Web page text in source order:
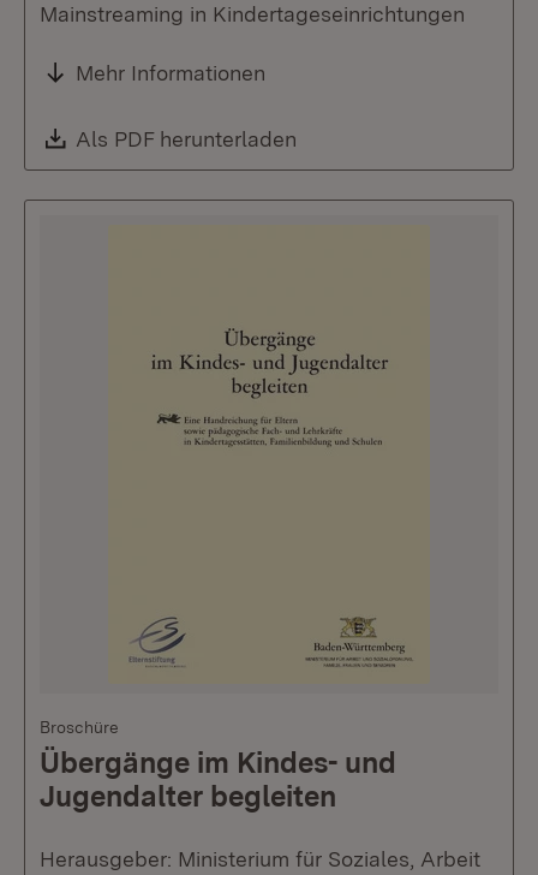
Mainstreaming in Kindertageseinrichtungen
Mehr Informationen
Download:
Als PDF herunterladen
Broschüre
Übergänge im Kindes- und
Jugendalter begleiten
Herausgeber: Ministerium für Soziales, Arbeit